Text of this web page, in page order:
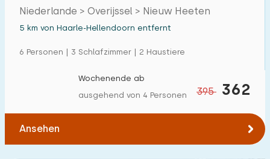
Waldes.
Niederlande > Overijssel > Nieuw Heeten
5 km von Haarle-Hellendoorn entfernt
6 Personen | 3 Schlafzimmer | 2 Haustiere
395 362
Wochenende ab
ausgehend von 4 Personen
Ansehen